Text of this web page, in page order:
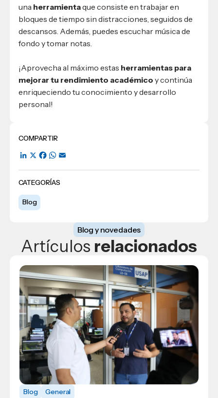
COMPARTIR
LinkedIn
X Facebook
WhatsApp
CATEGORÍAS
Blog
una herramientaque consiste en trabajar en
bloques de tiempo sin distracciones, seguidos de
descansos. Además, puedes escuchar música de
fondo y tomar notas.
¡Aprovecha al máximo estas herramientas para
mejorar tu rendimiento académico y continúa
enriqueciendo tu conocimiento y desarrollo
personal!
Blog y novedades
Artículos relacionados
Blog General
Blog
Blog General